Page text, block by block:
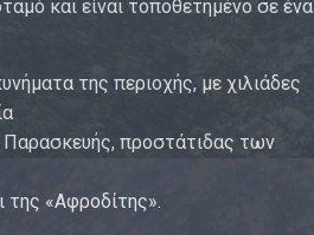
και είναι τοποθετημένο σε ένα
της περιοχής, με χιλιάδες
Παρασκευής, προστάτιδας των
της «Αφροδίτης».